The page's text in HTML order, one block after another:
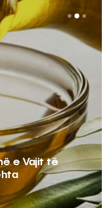
e Vajit të